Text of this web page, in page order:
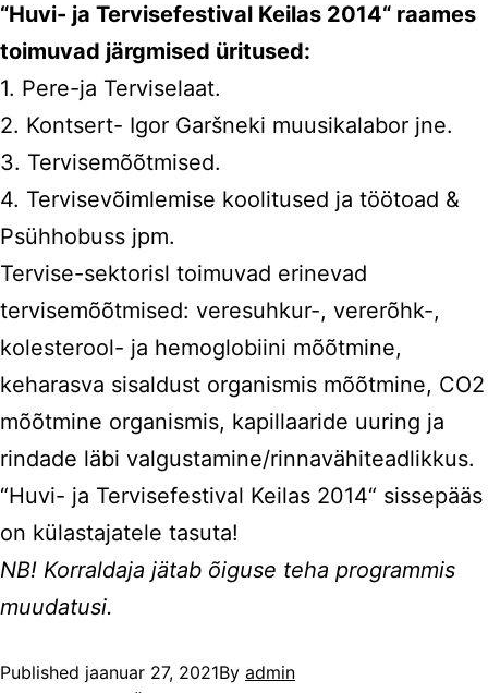
“Huvi- ja Tervisefestival Keilas 2014“ raames
toimuvad järgmised üritused:
1. Pere-ja Terviselaat.
2. Kontsert- Igor Garšneki muusikalabor jne.
3. Tervisemõõtmised.
4. Tervisevõimlemise koolitused ja töötoad &
Psühhobuss jpm.
Tervise-sektorisl toimuvad erinevad
tervisemõõtmised: veresuhkur-, vererõhk-,
kolesterool- ja hemoglobiini mõõtmine,
keharasva sisaldust organismis mõõtmine, CO2
mõõtmine organismis, kapillaaride uuring ja
rindade läbi valgustamine/rinnavähiteadlikkus.
“Huvi- ja Tervisefestival Keilas 2014“ sissepääs
on külastajatele tasuta!
NB! Korraldaja jätab õiguse teha programmis
muudatusi.
Published jaanuar 27, 2021By admin